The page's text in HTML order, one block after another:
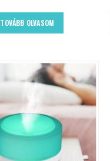
TOVÁBB OLVASOM